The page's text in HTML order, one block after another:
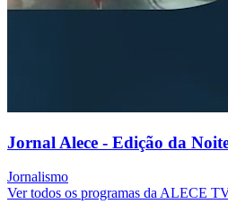
Jornal Alece - Edição da
Jornalismo
Ver todos os programas da ALECE